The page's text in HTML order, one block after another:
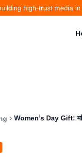
high-trust media in
Women’s Day Gift: